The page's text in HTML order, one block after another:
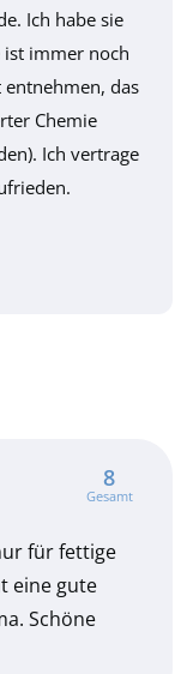
Ich habe sie
ist immer noch
das
Chemie
Ich vertrage
8
Gesamt
für fettige
eine gute
Schöne